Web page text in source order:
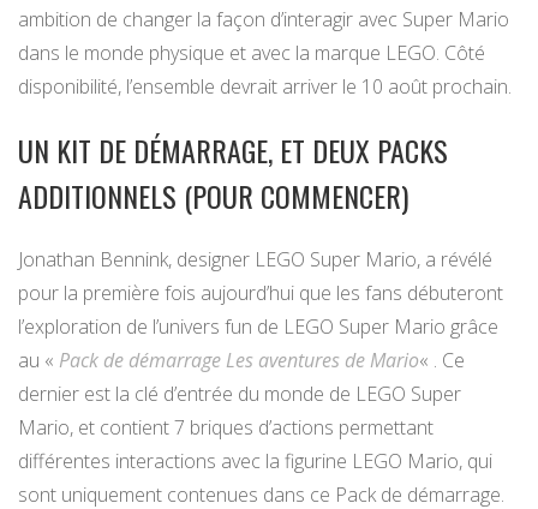
ambition de changer la façon d’interagir avec Super Mario
dans le monde physique et avec la marque LEGO. Côté
disponibilité, l’ensemble devrait arriver le 10 août prochain.
UN KIT DE DÉMARRAGE, ET DEUX PACKS
ADDITIONNELS (POUR COMMENCER)
Jonathan Bennink, designer LEGO Super Mario, a révélé
pour la première fois aujourd’hui que les fans débuteront
l’exploration de l’univers fun de LEGO Super Mario grâce
au « Pack de démarrage Les aventures de Mario« . Ce
dernier est la clé d’entrée du monde de LEGO Super
Mario, et contient 7 briques d’actions permettant
différentes interactions avec la figurine LEGO Mario, qui
sont uniquement contenues dans ce Pack de démarrage.